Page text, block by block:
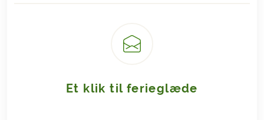
Et klik til ferieglæde